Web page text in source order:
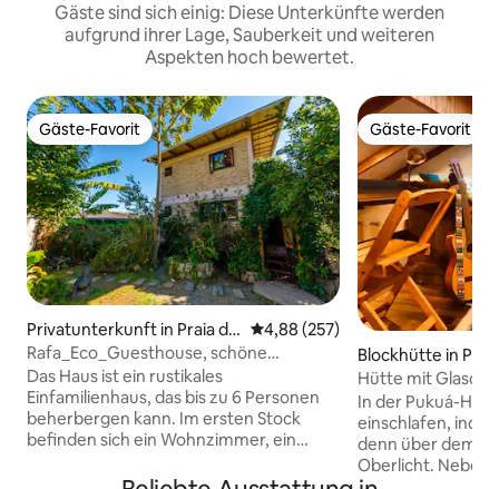
Gäste sind sich einig: Diese Unterkünfte werden
aufgrund ihrer Lage, Sauberkeit und weiteren
Aspekten hoch bewertet.
Gäste-Favorit
Gäste-Favorit
Privatunterkunft in Praia de
Armação do Itapocorói
Durchschnittliche Bewertung:
4,88 (257)
Rafa_Eco_Guesthouse, schöne
Aussicht, 5 Minuten Beto Carreiro
Das Haus ist ein rustikales
Einfamilienhaus, das bis zu 6 Personen
beherbergen kann. Im ersten Stock
befinden sich ein Wohnzimmer, ein
Holzofen. Im Obergeschoss befindet
Gäste-Favorit
Gäste-Favorit
Blockhütte in
Hütte mit
entfernt
In der Pukuá-
einschlafen,
denn über dem
Oberlicht. Neben